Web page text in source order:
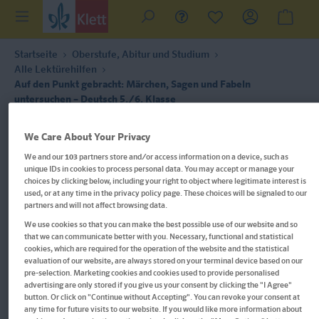
Startseite
Oberstufe, Abitur und Studium
Alle Lektürehilfen
Auf den Punkt gebracht: Märchen, Sagen und Fabeln
untersuchen – Deutsch 5./6. Klasse
We Care About Your Privacy
We and our103partners store and/or access information on a device, such as
unique IDs in cookies to process personal data. You may accept or manage your
choices by clicking below, including your right to object where legitimate interest is
used, or at any time in the privacy policy page. These choices will be signaled to our
partners and will not affect browsing data.
We use cookies so that you can make the best possible use of our website and so
that we can communicate better with you. Necessary, functional and statistical
cookies, which are required for the operation of the website and the statistical
evaluation of our website, are always stored on your terminal device based on our
pre-selection. Marketing cookies and cookies used to provide personalised
advertising are only stored if you give us your consent by clicking the "I Agree"
button. Or click on "Continue without Accepting". You can revoke your consent at
any time for future visits to our website. If you would like more information about